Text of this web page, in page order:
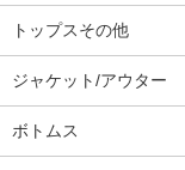
トップスその他
ジャケット/アウター
ボトムス